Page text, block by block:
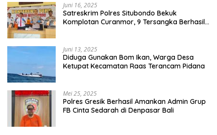
Juni 16, 2025
Satreskrim Polres Situbondo Bekuk
Komplotan Curanmor, 9 Tersangka Berhasil
Juni 13, 2025
Diduga Gunakan Bom Ikan, Warga Desa
Ketupat Kecamatan Raas Terancam Pidana
Mei 25, 2025
Polres Gresik Berhasil Amankan Admin Grup
FB Cinta Sedarah di Denpasar Bali